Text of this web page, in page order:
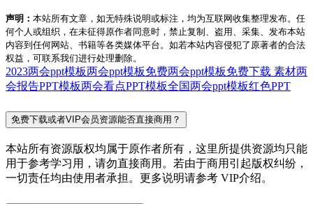
声明： 本站所有文章，如无特殊说明或标注，均为互联网收集整理发布。任
何个人或组织，在未征得原作者同意时，禁止复制、盗用、采集、发布本站
内容到任何网站、书籍等各类媒体平台。如若本站内容侵犯了原著者的合法
权益，可联系我们进行处理删除。
2023两会ppt模板两会ppt模板免费两会ppt模板免费下载 素材两
会报告PPT模板两会看点PPT模板全国两会ppt模板红色PPT
免费下载或者VIP会员资源能否直接商用？
本站所有资源版权均属于原作者所有，这里所提供资源均只能
用于参考学习用，请勿直接商用。若由于商用引起版权纠纷，
一切责任均由使用者承担。更多说明请参考 VIP介绍。